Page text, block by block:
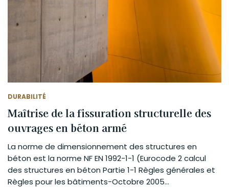
DURABILITÉ
Maîtrise de la fissuration structurelle des
ouvrages en béton armé
La norme de dimensionnement des structures en
béton est la norme NF EN 1992-1-1 (Eurocode 2 calcul
des structures en béton Partie 1-1 Règles générales et
Règles pour les bâtiments-Octobre 2005...